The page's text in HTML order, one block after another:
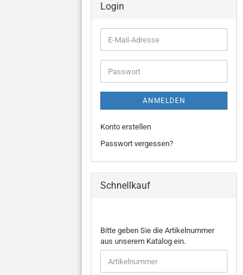
Login
E-
Mail-
Adresse
Passwort
ANMELDEN
Konto erstellen
Passwort vergessen?
Schnellkauf
BITTE
GEBEN
SIE
DIE
ARTIKELNUMMER
Bitte geben Sie die Artikelnummer
aus unserem Katalog ein.